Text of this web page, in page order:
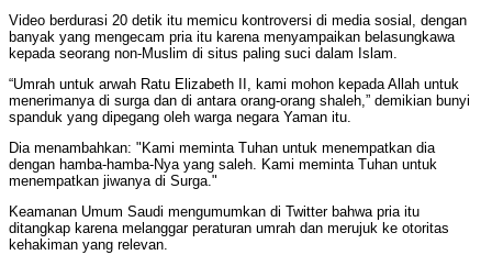
Video berdurasi 20 detik itu memicu kontroversi di media sosial, dengan
banyak yang mengecam pria itu karena menyampaikan belasungkawa
kepada seorang non-Muslim di situs paling suci dalam Islam.
“Umrah untuk arwah Ratu Elizabeth II, kami mohon kepada Allah untuk
menerimanya di surga dan di antara orang-orang shaleh,” demikian bunyi
spanduk yang dipegang oleh warga negara Yaman itu.
Dia menambahkan: "Kami meminta Tuhan untuk menempatkan dia
dengan hamba-hamba-Nya yang saleh. Kami meminta Tuhan untuk
menempatkan jiwanya di Surga."
Keamanan Umum Saudi mengumumkan di Twitter bahwa pria itu
ditangkap karena melanggar peraturan umrah dan merujuk ke otoritas
kehakiman yang relevan.